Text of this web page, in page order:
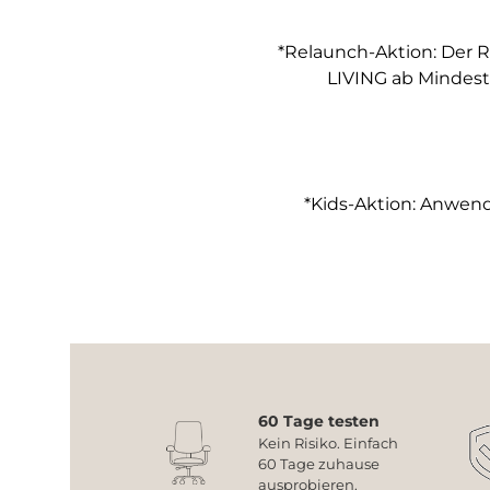
*Relaunch-Aktion: Der
LIVING ab
*Kids-Aktion:
60 Tage testen
Kein Risiko. Einfach
60 Tage zuhause
ausprobieren.